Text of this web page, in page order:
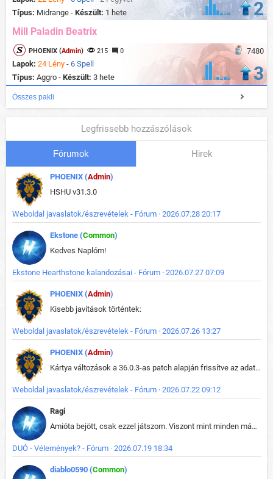
Típus: Midrange - Készült: 1 hete 2
Mill Paladin Beatrix
7480
PHOENIX (Admin) 215 0
Lapok: 24 Lény - 6 Spell
Típus: Aggro - Készült: 3 hete 3
Összes pakli
Legfrissebb hozzászólások
Fórumok Hirek
PHOENIX (Admin)
HSHU v31.3.0
Weboldal javaslatok/észrevételek - Fórum · 2026.07.28 20:17
Ekstone (Common)
Kedves Naplóm!
Ekstone Hearthstone kalandozásai - Fórum · 2026.07.27 07:09
PHOENIX (Admin)
Kisebb javítások történtek:
Weboldal javaslatok/észrevételek - Fórum · 2026.07.26 13:27
PHOENIX (Admin)
Kártya változások a 36.0.3-as patch alapján frissítve az adatbázisban (képek is cserélve).
Weboldal javaslatok/észrevételek - Fórum · 2026.07.22 09:12
Ragi
Amióta bejött, csak ezzel játszom. Viszont mint minden más - akár az alapjáték is, ez is baromira összetett lett. Néha már pár kör után is esélytelen az egész. Vagy irreállisan túltápol valaki, vagy lelép a partner, vagy csak hülye mint a segg. És amikor eljönne az én időm, na akkor jön el mindenki másé is. Engem jobban érdekelne, hogy ki milyen ratingen szokott játszani. Na ez lenne egy érdekes adat.
DUÓ - Vélemények? - Fórum · 2026.07.19 18:34
diablo0590 (Common)